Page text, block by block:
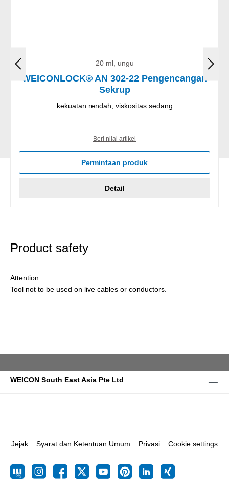
20 ml, ungu
WEICONLOCK® AN 302-22 Pengencangan
Sekrup
kekuatan rendah, viskositas sedang
Beri nilai artikel
Permintaan produk
Detail
Product safety
Attention:
Tool not to be used on live cables or conductors.
WEICON South East Asia Pte Ltd
Jejak Syarat dan Ketentuan Umum Privasi Cookie settings